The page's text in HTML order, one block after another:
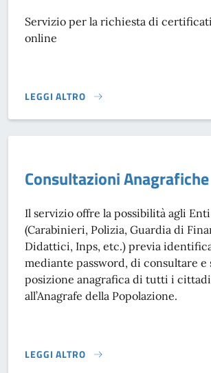
Servizio per la richiesta di
online
LEGGI ALTRO
CERTIFICATI ANAGRAFICI - ANPR}
Consultazioni Anagrafiche
Il servizio offre la possibilità agli
(Carabinieri, Polizia, Guardia di
Didattici, Inps, etc.) previa
mediante password, di consultare e
posizione anagrafica di tutti i
all’Anagrafe della Popolazione.
LEGGI ALTRO
CONSULTAZIONI ANAGRAFICHE}